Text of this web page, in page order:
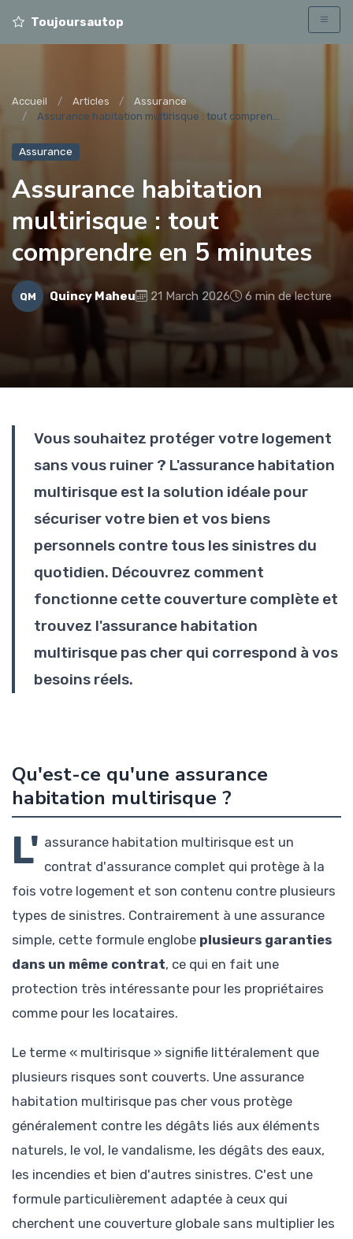
Toujoursautop
Accueil Articles
Assurance
Assurance habitation multirisque : tout compren...
Assurance
Assurance habitation
multirisque : tout
comprendre en 5 minutes
QM Quincy Maheu 21 March 2026 6 min de lecture
Vous souhaitez protéger votre logement
sans vous ruiner ? L'assurance habitation
multirisque est la solution idéale pour
sécuriser votre bien et vos biens
personnels contre tous les sinistres du
quotidien. Découvrez comment
fonctionne cette couverture complète et
trouvez l'assurance habitation
multirisque pas cher qui correspond à vos
besoins réels.
Qu'est-ce qu'une assurance
habitation multirisque ?
L' assurance habitation multirisque est un
contrat d'assurance complet qui protège à la
fois votre logement et son contenu contre plusieurs
types de sinistres. Contrairement à une assurance
simple, cette formule englobe plusieurs garanties
dans un même contrat, ce qui en fait une
protection très intéressante pour les propriétaires
comme pour les locataires.
Le terme « multirisque » signifie littéralement que
plusieurs risques sont couverts. Une assurance
habitation multirisque pas cher vous protège
généralement contre les dégâts liés aux éléments
naturels, le vol, le vandalisme, les dégâts des eaux,
les incendies et bien d'autres sinistres. C'est une
formule particulièrement adaptée à ceux qui
cherchent une couverture globale sans multiplier les